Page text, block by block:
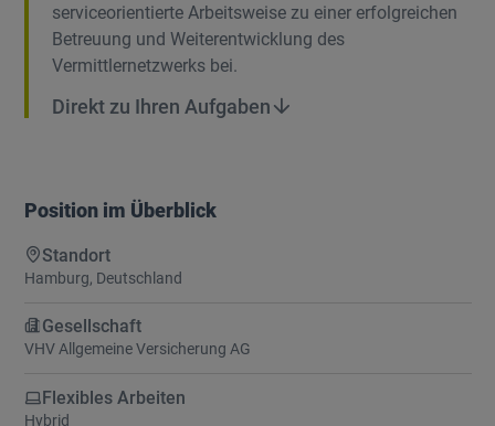
serviceorientierte Arbeitsweise zu einer erfolgreichen
Betreuung und Weiterentwicklung des
Vermittlernetzwerks bei.
Direkt zu Ihren AufgabenDirekt zu Ihren Aufgaben
Position im Überblick
Standort
Hamburg, Deutschland
Gesellschaft
VHV Allgemeine Versicherung AG
Flexibles Arbeiten
Hybrid